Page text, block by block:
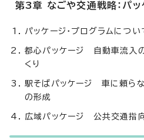
第3章 なごや交通戦略：パッ
パッケージ・プログラムにつ
都心パッケージ 自動車流入
くり
駅そばパッケージ 車に頼らな
の形成
広域パッケージ 公共交通指